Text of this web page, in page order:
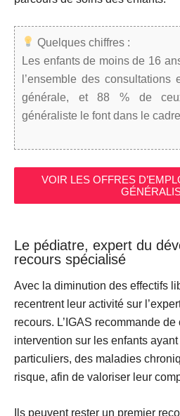
Quelques chiffres :
Les enfants de moins de 16
l’ensemble des
générale, et 88 % de
généraliste le font dans le
VOIR LES OFFRES
Le pédiatre, expert du
recours spécialisé
Avec la diminution des effectifs
recentrent leur activité sur l’
recours. L’IGAS recommande
intervention sur les enfants
particuliers, des maladies
risque, afin de valoriser leur
Ils peuvent rester un premier